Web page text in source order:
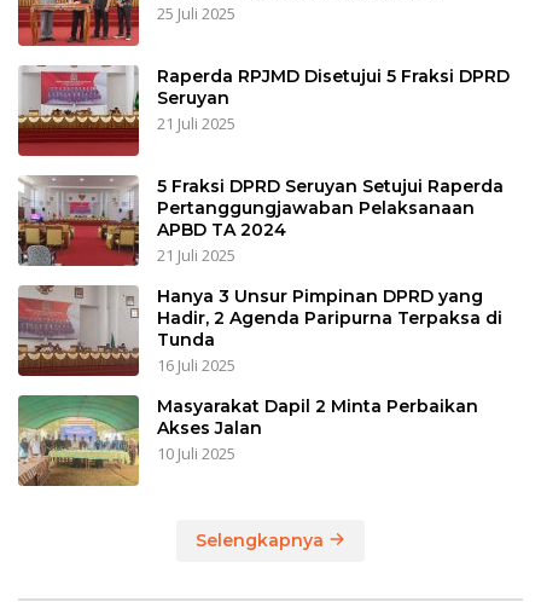
25 Juli 2025
Raperda RPJMD Disetujui 5 Fraksi DPRD
Seruyan
21 Juli 2025
5 Fraksi DPRD Seruyan Setujui Raperda
Pertanggungjawaban Pelaksanaan
APBD TA 2024
21 Juli 2025
Hanya 3 Unsur Pimpinan DPRD yang
Hadir, 2 Agenda Paripurna Terpaksa di
Tunda
16 Juli 2025
Masyarakat Dapil 2 Minta Perbaikan
Akses Jalan
10 Juli 2025
Selengkapnya